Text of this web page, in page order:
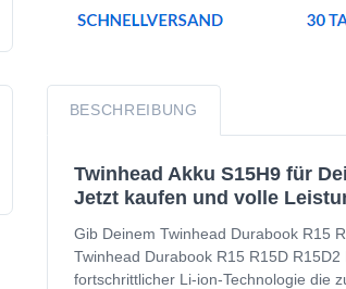
BESCHREIBUNG
Twinhead Akku S15H9 für
Jetzt kaufen und volle
Gib Deinem Twinhead Durabook R15
Twinhead Durabook R15 R15D
fortschrittlicher Li-ion-Technologie die